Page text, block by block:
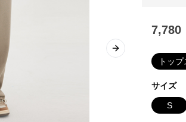
Next slide
7,780
トップ
サイズ
S